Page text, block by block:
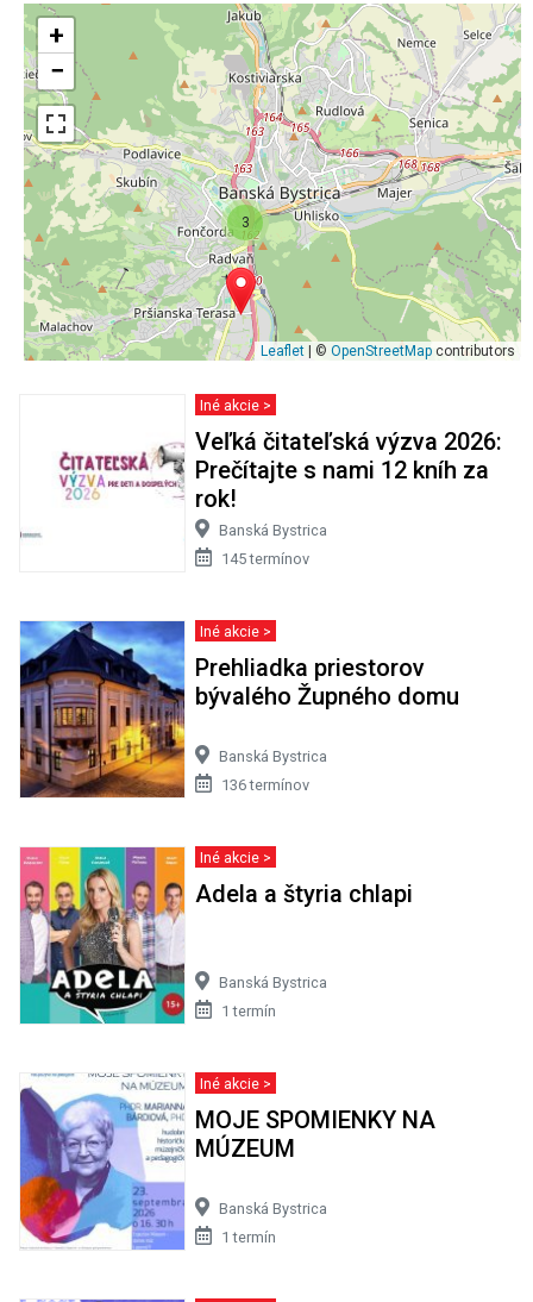
3
+
−
Leaflet | © OpenStreetMap contributors
Iné akcie >
Veľká čitateľská výzva 2026:
Prečítajte s nami 12 kníh za
rok!
Banská Bystrica
145 termínov
Iné akcie >
Prehliadka priestorov
bývalého Župného domu
Banská Bystrica
136 termínov
Iné akcie >
Adela a štyria chlapi
Banská Bystrica
1 termín
Iné akcie >
MOJE SPOMIENKY NA
MÚZEUM
Banská Bystrica
1 termín